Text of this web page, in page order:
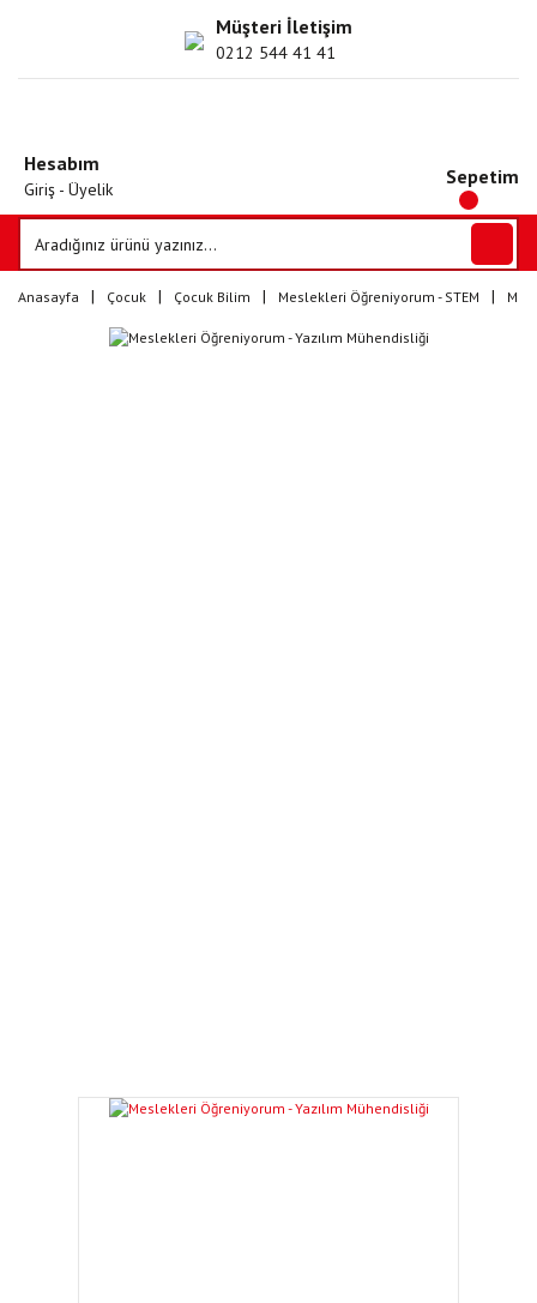
Müşteri İletişim
0212 544 41 41
Hesabım
Giriş - Üyelik
Sepetim
Anasayfa Çocuk Çocuk Bilim Meslekleri Öğreniyorum - STEM